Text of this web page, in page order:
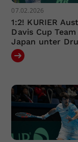
07.02.2026
1:2! KURIER
Davis Cup
Japan unter